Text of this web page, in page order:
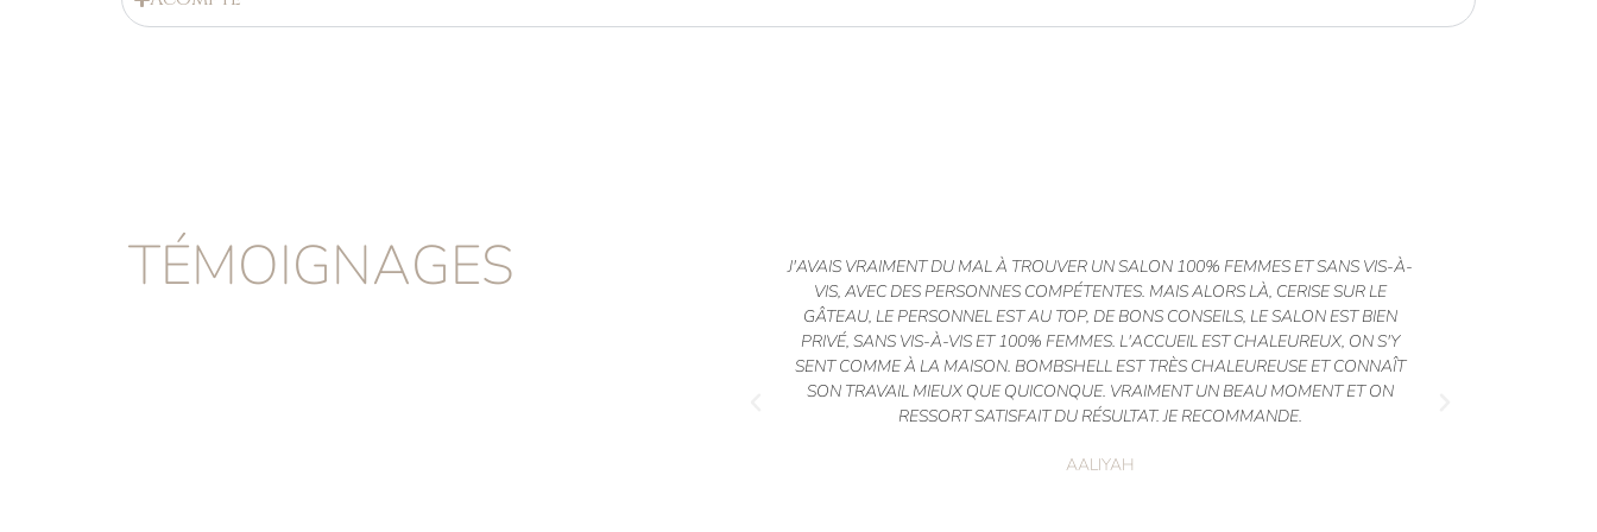
TÉMOIGNAGES
J'AVAIS VRAIMENT DU MAL À TROUVER UN SALON 100% FEMMES ET SANS VIS-À-
VIS, AVEC DES PERSONNES COMPÉTENTES. MAIS ALORS LÀ, CERISE SUR LE
GÂTEAU, LE PERSONNEL EST AU TOP, DE BONS CONSEILS, LE SALON EST BIEN
PRIVÉ, SANS VIS-À-VIS ET 100% FEMMES. L'ACCUEIL EST CHALEUREUX, ON S'Y
SENT COMME À LA MAISON. BOMBSHELL EST TRÈS CHALEUREUSE ET CONNAÎT
SON TRAVAIL MIEUX QUE QUICONQUE. VRAIMENT UN BEAU MOMENT ET ON
RESSORT SATISFAIT DU RÉSULTAT. JE RECOMMANDE.
AALIYAH